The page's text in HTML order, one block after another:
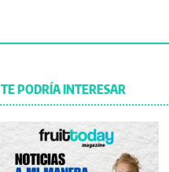
TE PODRÍA INTERESAR